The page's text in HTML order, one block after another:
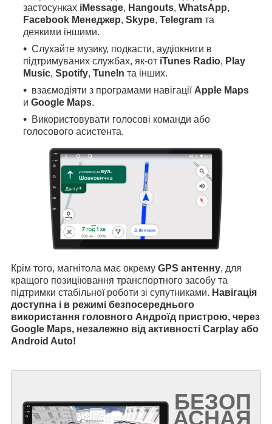
застосунках iMessage, Hangouts, WhatsApp,
Facebook Менеджер, Skype, Telegram та
деякими іншими.
Слухайте музику, подкасти, аудіокниги в
підтримуваних службах, як-от iTunes Radio, Play
Music, Spotify, TuneIn та інших.
взаємодіяти з програмами навігації Apple Maps
и Google Maps.
Використовувати голосові команди або
голосового асистента.
Крім того, магнітола має окрему GPS антенну, для
кращого позиціювання транспортного засобу та
підтримки стабільної роботи зі супутниками. Навігація
доступна і в режимі безпосереднього
використання головного Андроїд пристрою, через
Google Maps, незалежно від активності Carplay або
Android Auto!
БЕЗОП
АСНАЯ